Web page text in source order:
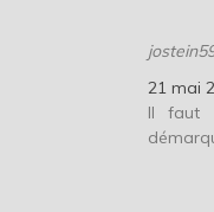
21 mai
Il faut